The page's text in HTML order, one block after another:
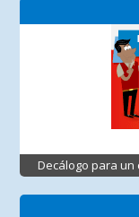
Decálogo para